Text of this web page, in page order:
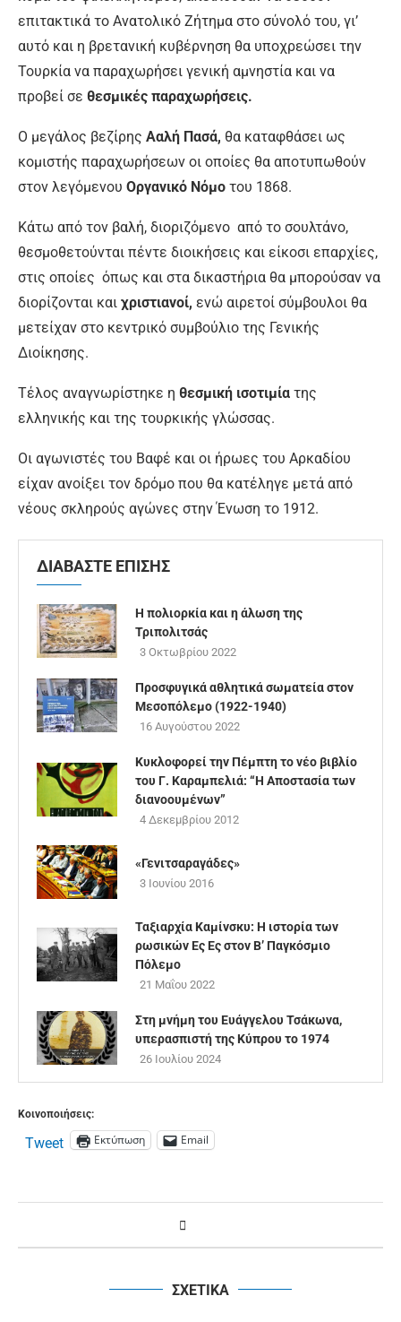
επιτακτικά το Ανατολικό Ζήτημα στο σύνολό του, γι’
αυτό και η βρετανική κυβέρνηση θα υποχρεώσει την
Τουρκία να παραχωρήσει γενική αμνηστία και να
προβεί σε θεσμικές παραχωρήσεις.
Ο μεγάλος βεζίρης Ααλή Πασά, θα καταφθάσει ως
κομιστής παραχωρήσεων οι οποίες θα αποτυπωθούν
στον λεγόμενου Οργανικό Νόμο του 1868.
Κάτω από τον βαλή, διοριζόμενο από το σουλτάνο,
θεσμοθετούνται πέντε διοικήσεις και είκοσι επαρχίες,
στις οποίες όπως και στα δικαστήρια θα μπορούσαν να
διορίζονται και χριστιανοί, ενώ αιρετοί σύμβουλοι θα
μετείχαν στο κεντρικό συμβούλιο της Γενικής
Διοίκησης.
Τέλος αναγνωρίστηκε η θεσμική ισοτιμία της
ελληνικής και της τουρκικής γλώσσας.
Οι αγωνιστές του Βαφέ και οι ήρωες του Αρκαδίου
είχαν ανοίξει τον δρόμο που θα κατέληγε μετά από
νέους σκληρούς αγώνες στην Ένωση το 1912.
ΔΙΑΒΑΣΤΕ ΕΠΙΣΗΣ
Η πολιορκία και η άλωση της
Τριπολιτσάς
3 Οκτωβρίου 2022
Προσφυγικά αθλητικά σωματεία στον
Μεσοπόλεμο (1922-1940)
16 Αυγούστου 2022
Κυκλοφορεί την Πέμπτη το νέο βιβλίο
του Γ. Καραμπελιά: “Η Αποστασία των
διανοουμένων”
4 Δεκεμβρίου 2012
«Γενιτσαραγάδες»
3 Ιουνίου 2016
Ταξιαρχία Καμίνσκυ: Η ιστορία των
ρωσικών Ες Ες στον Β’ Παγκόσμιο
Πόλεμο
21 Μαΐου 2022
Στη μνήμη του Ευάγγελου Τσάκωνα,
υπερασπιστή της Κύπρου το 1974
26 Ιουλίου 2024
Κοινοποιήσεις:
Tweet Εκτύπωση Email
ΣΧΕΤΙΚΑ